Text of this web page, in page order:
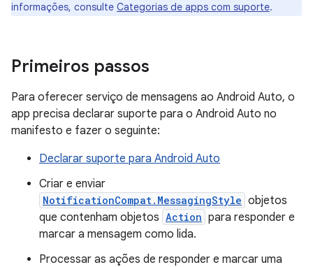
informações, consulte Categorias de apps com suporte.
Primeiros passos
Para oferecer serviço de mensagens ao Android Auto, o
app precisa declarar suporte para o Android Auto no
manifesto e fazer o seguinte:
Declarar suporte para Android Auto
Criar e enviar
NotificationCompat.MessagingStyle objetos
que contenham objetos Action para responder e
marcar a mensagem como lida.
Processar as ações de responder e marcar uma